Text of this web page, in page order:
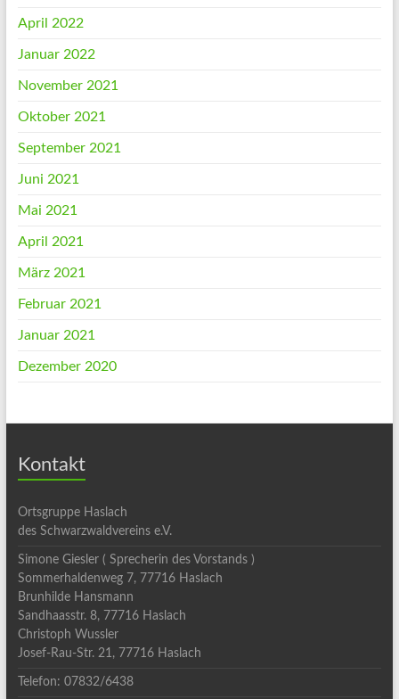
April 2022
Januar 2022
November 2021
Oktober 2021
September 2021
Juni 2021
Mai 2021
April 2021
März 2021
Februar 2021
Januar 2021
Dezember 2020
Kontakt
Ortsgruppe Haslach
des Schwarzwaldvereins e.V.
Simone Giesler ( Sprecherin des Vorstands )
Sommerhaldenweg 7, 77716 Haslach
Brunhilde Hansmann
Sandhaasstr. 8, 77716 Haslach
Christoph Wussler
Josef-Rau-Str. 21, 77716 Haslach
Telefon: 07832/6438